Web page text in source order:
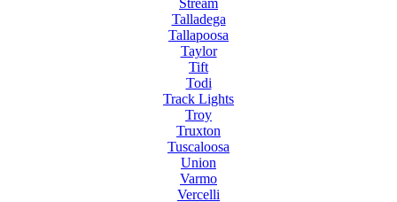
Talladega
Tallapoosa
Taylor
Tift
Todi
Track Lights
Troy
Truxton
Tuscaloosa
Union
Varmo
Vercelli